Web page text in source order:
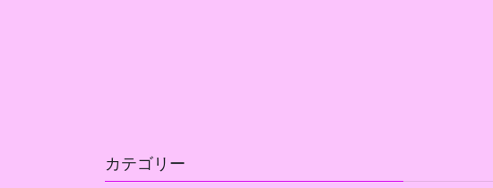
カテゴリー